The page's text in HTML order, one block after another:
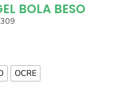
BOLA BESO
OCRE